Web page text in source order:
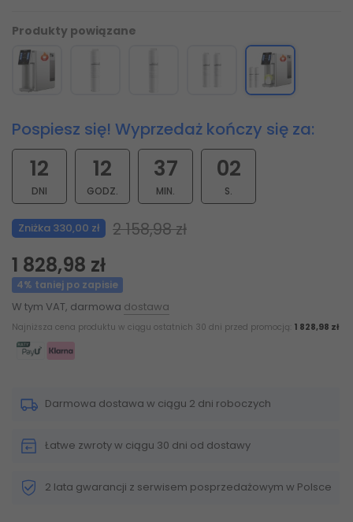
Produkty powiązane
Pospiesz się! Wyprzedaż kończy się za:
12
DNI
12
GODZ.
37
MIN.
00
S.
Zniżka 330,00 zł 2 158,98 zł
1 828,98 zł
4% taniej po zapisie
W tym VAT, darmowa dostawa
Najniższa cena produktu w ciągu ostatnich 30 dni przed promocją: 1 828,98 zł
Darmowa dostawa w ciągu 2 dni roboczych
Łatwe zwroty w ciągu 30 dni od dostawy
2 lata gwarancji z serwisem posprzedażowym w Polsce